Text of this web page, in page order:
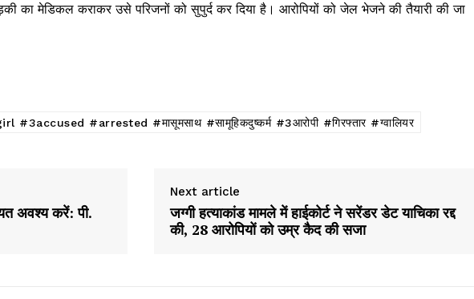
का मेडिकल कराकर उसे परिजनों को सुपुर्द कर दिया है। आरोपियों को जेल भेजने की तैयारी की जा
#arrested #मासूमसाथ #सामूहिकदुष्कर्म #3आरोपी #गिरफ्तार #ग्वालियर
अवश्य करें: पी.
Next article
जग्गी हत्याकांड मामले में हाईकोर्ट ने सरेंडर डेट याचिका रद्द
की, 28 आरोपियों को उम्र कैद की सजा